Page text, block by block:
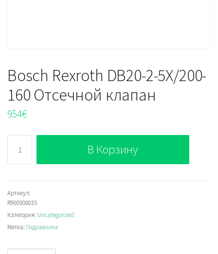
Bosch Rexroth DB20-2-5X/200-
160 Отсечной клапан
954€
Bosch
Rexroth
DB20-
2-
5X/200-
160
Отсечной
клапан
В Корзину
Артикул:
R900908035
Категория: Uncategorized
Метка: Гидравлика